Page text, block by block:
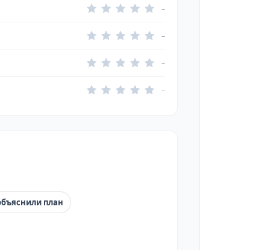
–
–
–
–
план